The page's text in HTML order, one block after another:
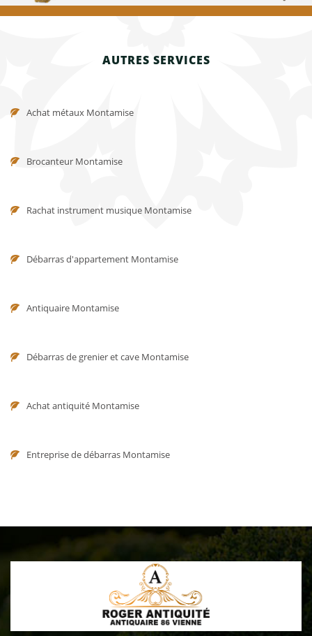
AUTRES SERVICES
Achat métaux Montamise
Brocanteur Montamise
Rachat instrument musique Montamise
Débarras d'appartement Montamise
Antiquaire Montamise
Débarras de grenier et cave Montamise
Achat antiquité Montamise
Entreprise de débarras Montamise